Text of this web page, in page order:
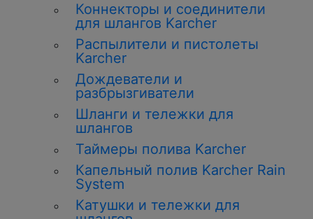
Коннекторы и соединители
для шлангов Karcher
Распылители и пистолеты
Karcher
Дождеватели и
разбрызгиватели
Шланги и тележки для
шлангов
Таймеры полива Karcher
Капельный полив Karcher Rain
System
Катушки и тележки для